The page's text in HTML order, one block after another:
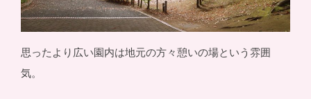
思ったより広い園内は地元の方々憩いの場という雰囲
気。